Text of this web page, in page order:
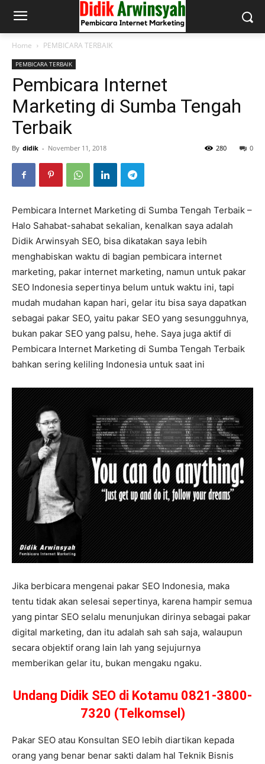
Home PEMBICARA TERBAIK
PEMBICARA TERBAIK
Pembicara Internet
Marketing di Sumba Tengah
Terbaik
By didik - November 11, 2018 0
280
Pembicara Internet Marketing di Sumba Tengah Terbaik –
Halo Sahabat-sahabat sekalian, kenalkan saya adalah
Didik Arwinsyah SEO, bisa dikatakan saya lebih
menghabiskan waktu di bagian pembicara internet
marketing, pakar internet marketing, namun untuk pakar
SEO Indonesia sepertinya belum untuk waktu ini, tapi
mudah mudahan kapan hari, gelar itu bisa saya dapatkan
sebagai pakar SEO, yaitu pakar SEO yang sesungguhnya,
bukan pakar SEO yang palsu, hehe. Saya juga aktif di
Pembicara Internet Marketing di Sumba Tengah Terbaik
bahkan sering keliling Indonesia untuk saat ini
Jika berbicara mengenai pakar SEO Indonesia, maka
tentu tidak akan selesai sepertinya, karena hampir semua
yang pintar SEO selalu menunjukan dirinya sebagai pakar
digital marketing, dan itu adalah sah sah saja, walaupun
secara objektif orang lain lah yang sejujurnya
memberikan gelar itu, bukan mengaku ngaku.
Undang Didik SEO di Kotamu 0821-3800-
7320 (Telkomsel)
Pakar SEO atau Konsultan SEO lebih diartikan kepada
orang yang benar benar sakti dalam hal Teknik Bisnis